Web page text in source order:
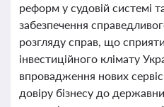
реформ у судовій системі
забезпечення
розгляду справ, що
інвестиційного клімату
впровадження нових
довіру бізнесу до